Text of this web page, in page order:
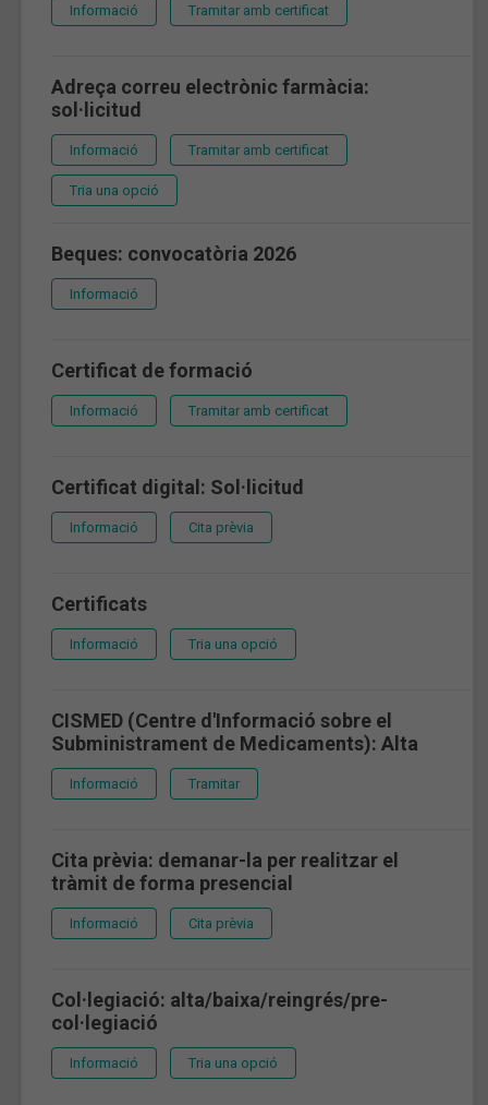
Informació Tramitar amb certificat
Adreça correu electrònic farmàcia:
sol·licitud
Informació Tramitar amb certificat
Tria una opció
Beques: convocatòria 2026
Informació
Certificat de formació
Informació Tramitar amb certificat
Certificat digital: Sol·licitud
Informació Cita prèvia
Certificats
Informació Tria una opció
CISMED (Centre d'Informació sobre el
Subministrament de Medicaments): Alta
Informació Tramitar
Cita prèvia: demanar-la per realitzar el
tràmit de forma presencial
Informació Cita prèvia
Col·legiació: alta/baixa/reingrés/pre-
col·legiació
Informació Tria una opció